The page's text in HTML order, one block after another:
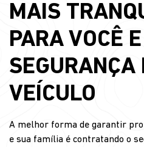
MAIS
PARA VOCÊ E
SEGURANÇA
VEÍCULO
A melhor forma de garantir
e sua família é contratando o